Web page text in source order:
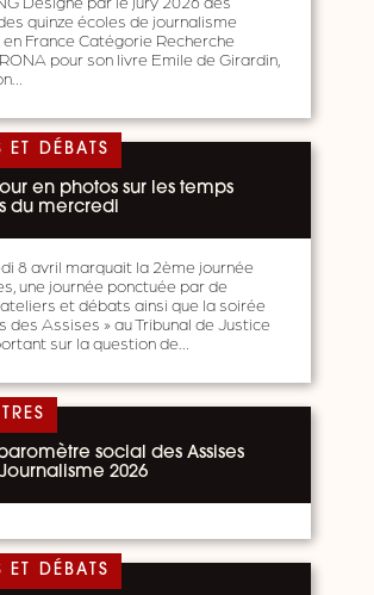
quinze écoles de journalisme
France Catégorie Recherche
pour son livre Emile de Girardin,
ET DÉBATS
en photos sur les temps
du mercredi
8 avril marquait la 2ème journée
une journée ponctuée par de
et débats ainsi que la soirée
des Assises » au Tribunal de Justice
sur la question de…
social des Assises
2026
ET DÉBATS